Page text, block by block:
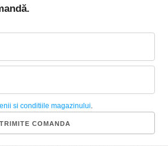
si conditiile magazinului.